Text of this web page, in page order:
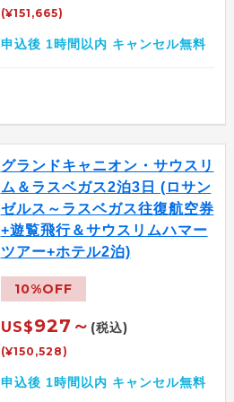
(¥151,665)
申込後 1時間以内 キャンセル無料
グランドキャニオン・サウスリ
ム＆ラスベガス2泊3日 (ロサン
ゼルス～ラスベガス往復航空券
+遊覧飛行＆サウスリムハマー
ツアー+ホテル2泊)
10%OFF
US$927～ (税込)
(¥150,528)
申込後 1時間以内 キャンセル無料